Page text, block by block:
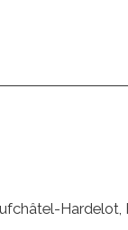
Hardelot,